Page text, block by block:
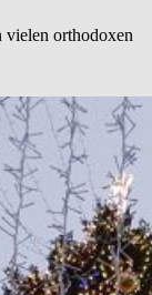
vielen orthodoxen